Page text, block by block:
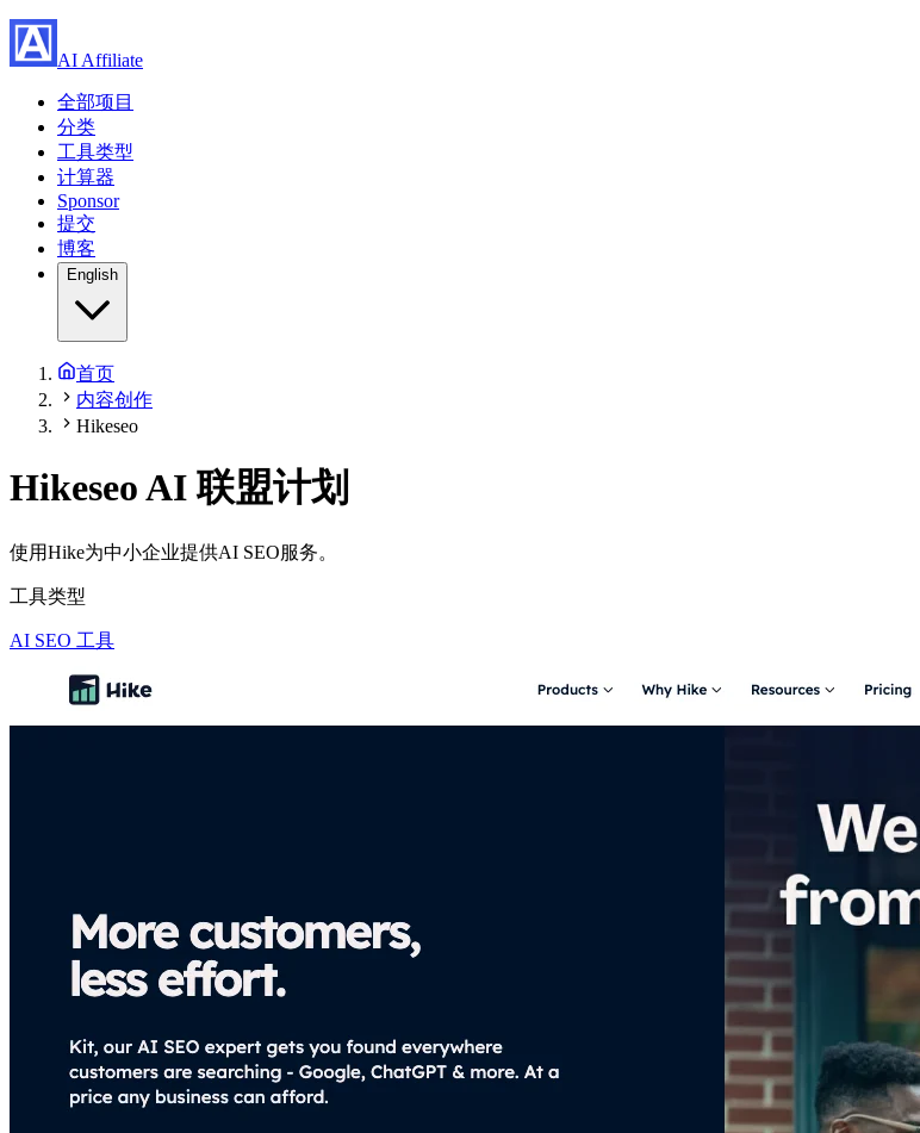
AI Affiliate
全部项目
分类
工具类型
计算器
Sponsor
提交
博客
English
首页
内容创作
Hikeseo
HikeseoAI 联盟计划
使用Hike为中小企业提供AI SEO服务。
工具类型
AI SEO 工具